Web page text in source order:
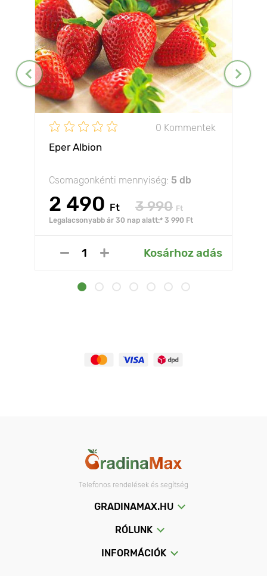
0 Kommentek
Eper Albion
Csomagonkénti mennyiség: 5 db
2 490 Ft 3 990 Ft
Legalacsonyabb ár 30 nap alatt:* 3 990 Ft
Kosárhoz adás
Telefonos rendelések és segítség
GRADINAMAX.HU
RÓLUNK
INFORMÁCIÓK